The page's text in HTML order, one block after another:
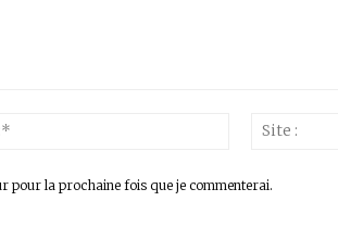
Email
pour la prochaine fois que je commenterai.